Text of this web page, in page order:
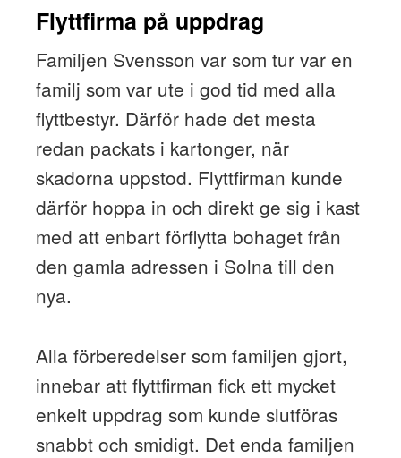
Flyttfirma på uppdrag
Familjen Svensson var som tur var en
familj som var ute i god tid med alla
flyttbestyr. Därför hade det mesta
redan packats i kartonger, när
skadorna uppstod. Flyttfirman kunde
därför hoppa in och direkt ge sig i kast
med att enbart förflytta bohaget från
den gamla adressen i Solna till den
nya.
Alla förberedelser som familjen gjort,
innebar att flyttfirman fick ett mycket
enkelt uppdrag som kunde slutföras
snabbt och smidigt. Det enda familjen